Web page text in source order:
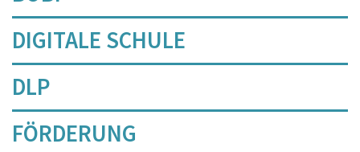
DIGITALE SCHULE
DLP
FÖRDERUNG